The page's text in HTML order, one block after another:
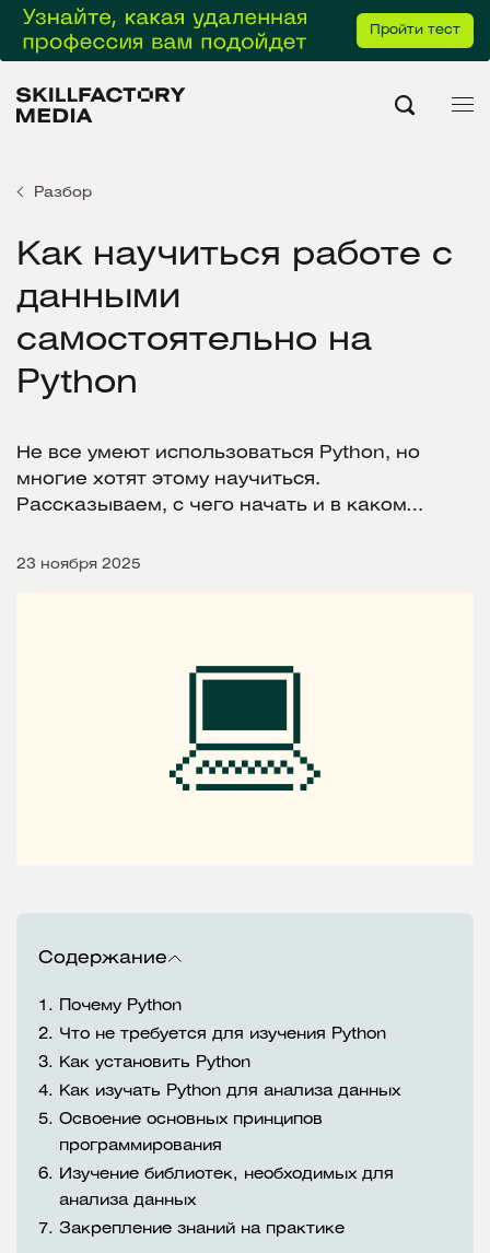
Пройти тест
Разбор
Как научиться работе с
данными
самостоятельно на
Python
Не все умеют использоваться Python, но
многие хотят этому научиться.
Рассказываем, с чего начать и в каком…
23 ноября 2025
Содержание
1.
Почему Python
2. Что не требуется для изучения Python
3.
Как установить Python
4.
Как изучать Python для анализа данных
5. Освоение основных принципов
программирования
6.
Изучение библиотек, необходимых для
анализа данных
7. Закрепление знаний на практике